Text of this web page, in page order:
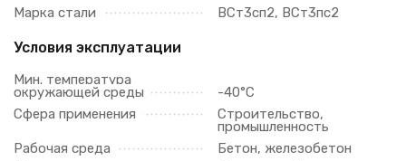
Марка стали
ВСт3сп2, ВСт3пс2
Условия эксплуатации
Мин. температура
окружающей среды
-40°С
Сфера применения
Строительство,
промышленность
Рабочая среда
Бетон, железобетон